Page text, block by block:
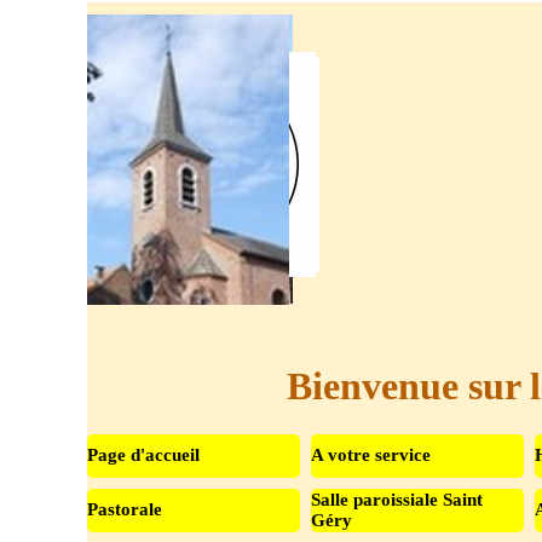
Aller au contenu
Bienvenue sur
Page d'accueil A votre service
Pastorale ▼
Salle paroissiale Saint
Géry